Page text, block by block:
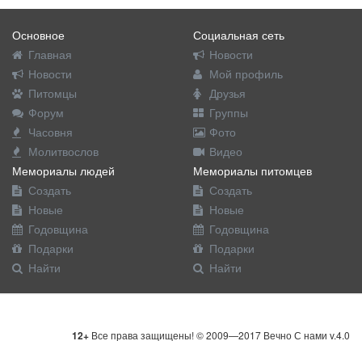
Основное
Главная
Новости
Питомцы
Форум
Часовня
Молитвослов
Социальная сеть
Новости
Мой профиль
Друзья
Группы
Фото
Видео
Мемориалы людей
Создать
Новые
Годовщина
Подарки
Найти
Мемориалы питомцев
Создать
Новые
Годовщина
Подарки
Найти
12+ Все права защищены! © 2009—2017 Вечно С нами v.4.0